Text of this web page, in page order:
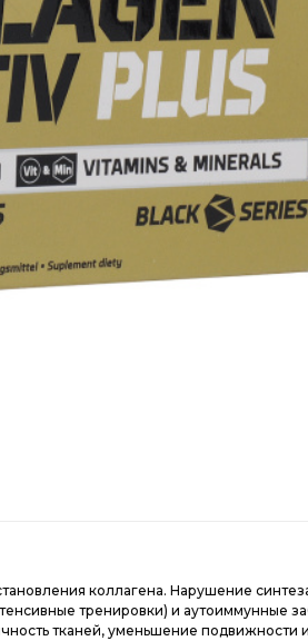
коллагена. Нарушение
тренировки) и
тканей, уменьшение